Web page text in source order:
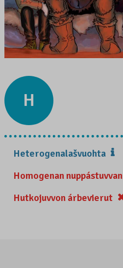
H
Heterogenalašvuohta
Homogenan nuppástuvvan
Hutkojuvvon árbevierut